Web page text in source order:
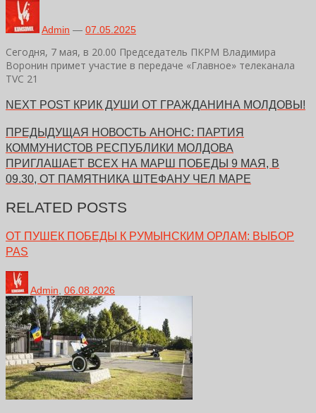
Admin — 07.05.2025
Сегодня, 7 мая, в 20.00 Председатель ПКРМ Владимира
Воронин примет участие в передаче «Главное» телеканала
TVC 21
NEXT POST КРИК ДУШИ ОТ ГРАЖДАНИНА МОЛДОВЫ!
ПРЕДЫДУЩАЯ НОВОСТЬ АНОНС: ПАРТИЯ
КОММУНИСТОВ РЕСПУБЛИКИ МОЛДОВА
ПРИГЛАШАЕТ ВСЕХ НА МАРШ ПОБЕДЫ 9 МАЯ, В
09.30, ОТ ПАМЯТНИКА ШТЕФАНУ ЧЕЛ МАРЕ
RELATED POSTS
ОТ ПУШЕК ПОБЕДЫ К РУМЫНСКИМ ОРЛАМ: ВЫБОР
PAS
Admin 06.08.2026